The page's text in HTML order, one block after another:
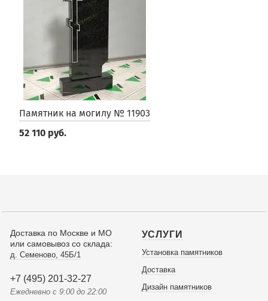
Памятник на могилу № 11903
52 110 руб.
Доставка по Москве и МО
или самовывоз со склада:
д. Семеново, 45Б/1
+7 (495) 201-32-27
Ежедневно с 9:00 до 22:00
УСЛУГИ
Установка памятников
Доставка
Дизайн памятников